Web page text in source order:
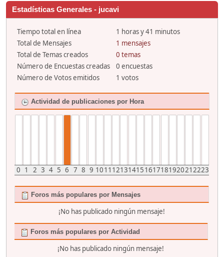
Estadísticas Generales - jucavi
Tiempo total en línea
1 horas y 41 minutos
Total de Mensajes
1 mensajes
Total de Temas creados
0 temas
Número de Encuestas creadas
0 encuestas
Número de Votos emitidos
1 votos
Actividad de publicaciones por Hora
0 1 2 3 4 5 6 7 8 9 1011 121314151617181920212223
Foros más populares por Mensajes
¡No has publicado ningún mensaje!
Foros más populares por Actividad
¡No has publicado ningún mensaje!